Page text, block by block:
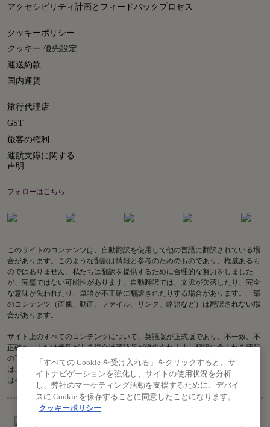
アクセシビリティ計画とフィードバックプロセス
クッキーポリシー
クッキー 優先設定
運送約款
国内運賃
旅行代理店
GST
旅客の権利
運航支障に関する
声明
フォローはこちら
このサイトのコンテンツは、自動翻訳を使用して他の言語に翻訳されている場
合があります。このような翻訳は情報と参考のためのものであり、権威あるも
のではありません。私たちは翻訳を提供するために合理的な努力をしました
が、完璧ではない可能性があります。自動翻訳では、文脈が欠落したり、完全
な意味が失われたり、単語が不正確に翻訳されたりする場合があります。一部
のコンテンツ（画像、動画、ファイル、リンク、略語など）は翻訳されない場
合があります。
サイト上のすべてのコンテンツについて、英語版が正式版であり、不一致、不
正確さ、または矛盾がある場合は英語版が優先されます。翻訳に含まれる情報
の正確性に関してご質問がある場合は、英語版をご参照ください。Air India
は、古い翻訳または不正確な翻訳に関連する、またはそれらから生じる、また
はそれらに関連する損失または請求について責任を負いません。
「すべての Cookie を受け入れる」をクリックすると、サ
イトナビゲーションを強化し、サイトの使用状況を分析
し、弊社のマーケティング活動を支援するために、デバイ
スに Cookie を保存することに同意したことになります。
クッキーポリシー